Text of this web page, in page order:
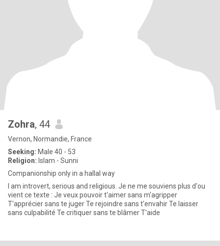
Zohra, 44
Vernon, Normandie, France
Seeking: Male 40 - 53
Religion: Islam - Sunni
Companionship only in a hallal way
I am introvert, serious and religious. Je ne me souviens plus d'ou
vient ce texte : Je veux pouvoir t'aimer sans m'agripper
T'apprécier sans te juger Te rejoindre sans t'envahir Te laisser
sans culpabilité Te critiquer sans te blâmer T'aide